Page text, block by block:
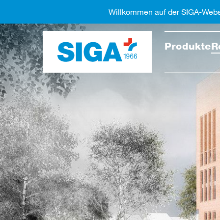
Diese
Produkte
Willkommen auf der SIGA-